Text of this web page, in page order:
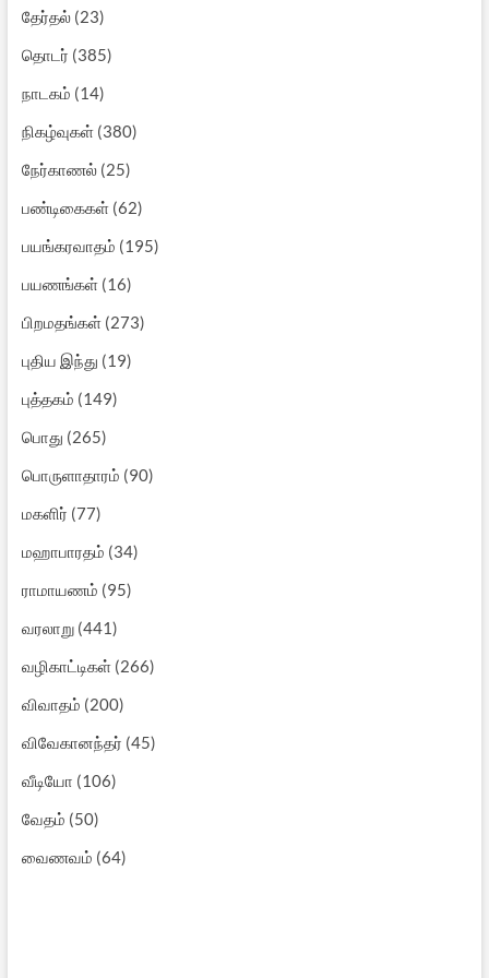
தேர்தல்(23)
தொடர் (385)
நாடகம் (14)
நிகழ்வுகள்(380)
நேர்காணல்(25)
பண்டிகைகள்(62)
பயங்கரவாதம் (195)
பயணங்கள்(16)
பிறமதங்கள்(273)
புதிய இந்து (19)
புத்தகம் (149)
பொது (265)
பொருளாதாரம் (90)
மகளிர் (77)
மஹாபாரதம் (34)
ராமாயணம் (95)
வரலாறு(441)
வழிகாட்டிகள்(266)
விவாதம் (200)
விவேகானந்தர் (45)
வீடியோ (106)
வேதம் (50)
வைணவம் (64)